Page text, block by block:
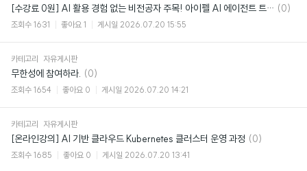
[수강료 0원] AI 활용 경험 없는 비전공자 주목! 아이펠 AI 에이전트 트랙 2기! 댓
(0)
조회수 1631 좋아요 1 게시일 2026.07.20 15:55
카테고리 자유게시판
무한성에 참여하라. 댓
글
(0)
조회수 1654 좋아요 0 게시일 2026.07.20 14:21
카테고리 자유게시판
[온라인강의] AI 기반 클라우드 Kubernetes 클러스터 운영 과정 댓
(0)
조회수 1685 좋아요 0 게시일 2026.07.20 13:41